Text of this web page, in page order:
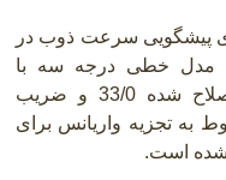
پیشگویی سرعت ذوب در
مدل خطی درجه سه با
ضریب تبیین 33/0 ، ضریب تبیین اصلاح شده 33/0 و ضریب
مربوط به تجزیه واریانس برای
شده است.